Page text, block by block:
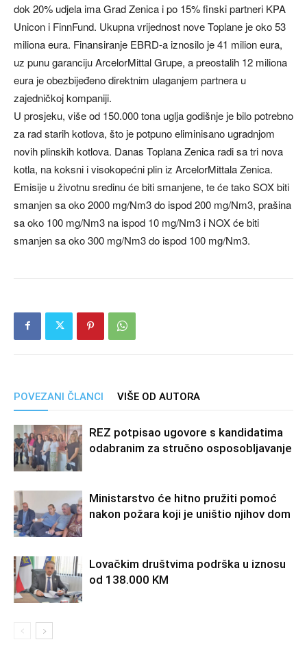
dok 20% udjela ima Grad Zenica i po 15% finski partneri KPA
Unicon i FinnFund. Ukupna vrijednost nove Toplane je oko 53
miliona eura. Finansiranje EBRD-a iznosilo je 41 milion eura,
uz punu garanciju ArcelorMittal Grupe, a preostalih 12 miliona
eura je obezbijeđeno direktnim ulaganjem partnera u
zajedničkoj kompaniji.
U prosjeku, više od 150.000 tona uglja godišnje je bilo potrebno
za rad starih kotlova, što je potpuno eliminisano ugradnjom
novih plinskih kotlova. Danas Toplana Zenica radi sa tri nova
kotla, na koksni i visokopećni plin iz ArcelorMittala Zenica.
Emisije u životnu sredinu će biti smanjene, te će tako SOX biti
smanjen sa oko 2000 mg/Nm3 do ispod 200 mg/Nm3, prašina
sa oko 100 mg/Nm3 na ispod 10 mg/Nm3 i NOX će biti
smanjen sa oko 300 mg/Nm3 do ispod 100 mg/Nm3.
POVEZANI ČLANCI VIŠE OD AUTORA
REZ potpisao ugovore s kandidatima
odabranim za stručno osposobljavanje
Ministarstvo će hitno pružiti pomoć
nakon požara koji je uništio njihov dom
Lovačkim društvima podrška u iznosu
od 138.000 KM